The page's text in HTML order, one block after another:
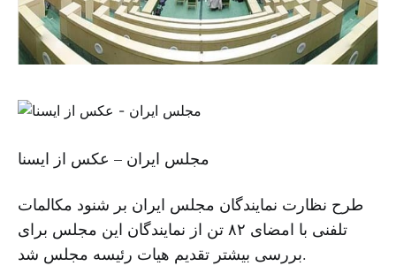
مجلس ایران – عکس از ایسنا
طرح نظارت نمایندگان مجلس ایران بر شنود مکالمات
تلفنی با امضای ۸۲ تن از نمایندگان این مجلس برای
بررسی بیشتر تقدیم هیات رئیسه مجلس شد.